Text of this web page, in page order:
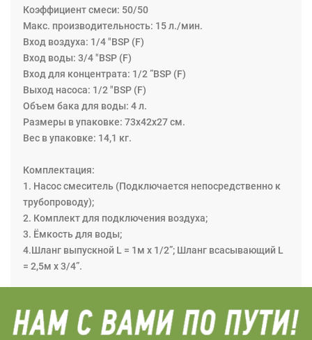
Коэффициент смеси: 50/50
Макс. производительность: 15 л./мин.
Вход воздуха: 1/4 "BSP (F)
Вход воды: 3/4 "BSP (F)
Вход для концентрата: 1/2 ”BSP (F)
Выход насоса: 1/2 "BSP (F)
Объем бака для воды: 4 л.
Размеры в упаковке: 73x42x27 см.
Вес в упаковке: 14,1 кг.
Комплектация:
1. Насос смеситель (Подключается непосредственно к
трубопроводу);
2. Комплект для подключения воздуха;
3. Ёмкость для воды;
4.Шланг выпускной L = 1м x 1/2”; Шланг всасывающий L
= 2,5м x 3/4”.